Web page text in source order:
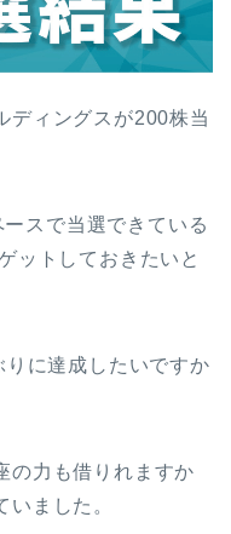
ディングスが200株当
スで当選できている
ットしておきたいと
に達成したいですか
の力も借りれますか
ました。